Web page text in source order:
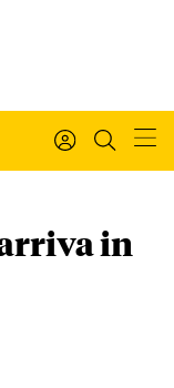
in